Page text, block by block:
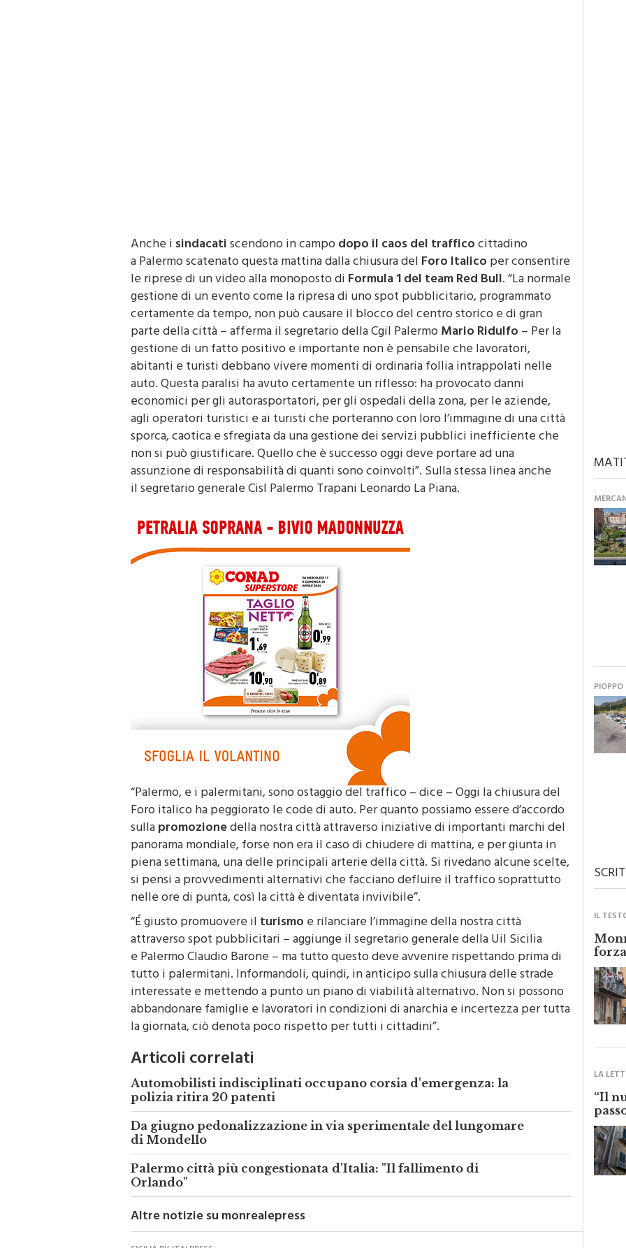
Anche isindacatiscendono in campodopo il caos del trafficocittadino
aPalermoscatenato questa mattina dalla chiusura delForo Italicoper consentire
le riprese di un video alla monoposto diFormula 1 del team Red Bull . “La normale
gestione di un evento come la ripresa di uno spot pubblicitario, programmato
certamente da tempo, non può causare il blocco del centro storico e di gran
parte della città – afferma il segretario della CgilPalermoMario Ridulfo– Per la
gestione di un fatto positivo e importante non è pensabile che lavoratori,
abitanti e turisti debbano vivere momenti di ordinaria follia intrappolati nelle
auto. Questa paralisi ha avuto certamente un riflesso: ha provocato danni
economici per gli autorasportatori, per gli ospedali della zona, per le aziende,
agli operatori turistici e ai turisti che porteranno con loro l’immagine di una città
sporca, caotica e sfregiata da una gestione dei servizi pubblici inefficiente che
non si può giustificare. Quello che è successo oggi deve portare ad una
assunzione di responsabilità di quanti sono coinvolti”. Sulla stessa linea anche
il segretario generale CislPalermoTrapani Leonardo La Piana.
“Palermo , e i palermitani, sono ostaggio del traffico – dice – Oggi la chiusura del
Foro italico ha peggiorato le code di auto. Per quanto possiamo essere d’accordo
sullapromozionedella nostra città attraverso iniziative di importanti marchi del
panorama mondiale, forse non era il caso di chiudere di mattina, e per giunta in
piena settimana, una delle principali arterie della città. Si rivedano alcune scelte,
si pensi a provvedimenti alternativi che facciano defluire il traffico soprattutto
nelle ore di punta, così la città è diventata invivibile”.
“É giusto promuovere ilturismoe rilanciare l’immagine della nostra città
attraverso spot pubblicitari – aggiunge il segretario generale della Uil Sicilia
ePalermoClaudio Barone – ma tutto questo deve avvenire rispettando prima di
tutto i palermitani. Informandoli, quindi, in anticipo sulla chiusura delle strade
interessate e mettendo a punto un piano di viabilità alternativo. Non si possono
abbandonare famiglie e lavoratori in condizioni di anarchia e incertezza per tutta
la giornata, ciò denota poco rispetto per tutti i cittadini”.
Articoli correlati
Automobilisti indisciplinati occupano corsia d'emergenza: la
polizia ritira 20 patenti
Da giugno pedonalizzazione in via sperimentale del lungomare
di Mondello
Palermo città più congestionata d'Italia: "Il fallimento di
Orlando"
Altre notizie su monrealepress
SICILIA BY ITALPRESS
PIOPPO
IL
LA
“Il